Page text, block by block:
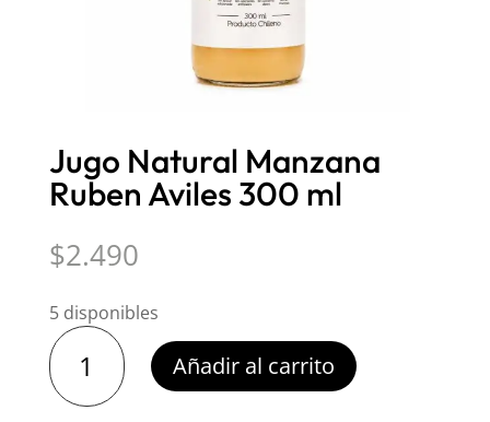
Jugo Natural Manzana
Ruben Aviles 300 ml
$2.490
5 disponibles
Jugo
Natural
Manzana
Ruben
Añadir al carrito